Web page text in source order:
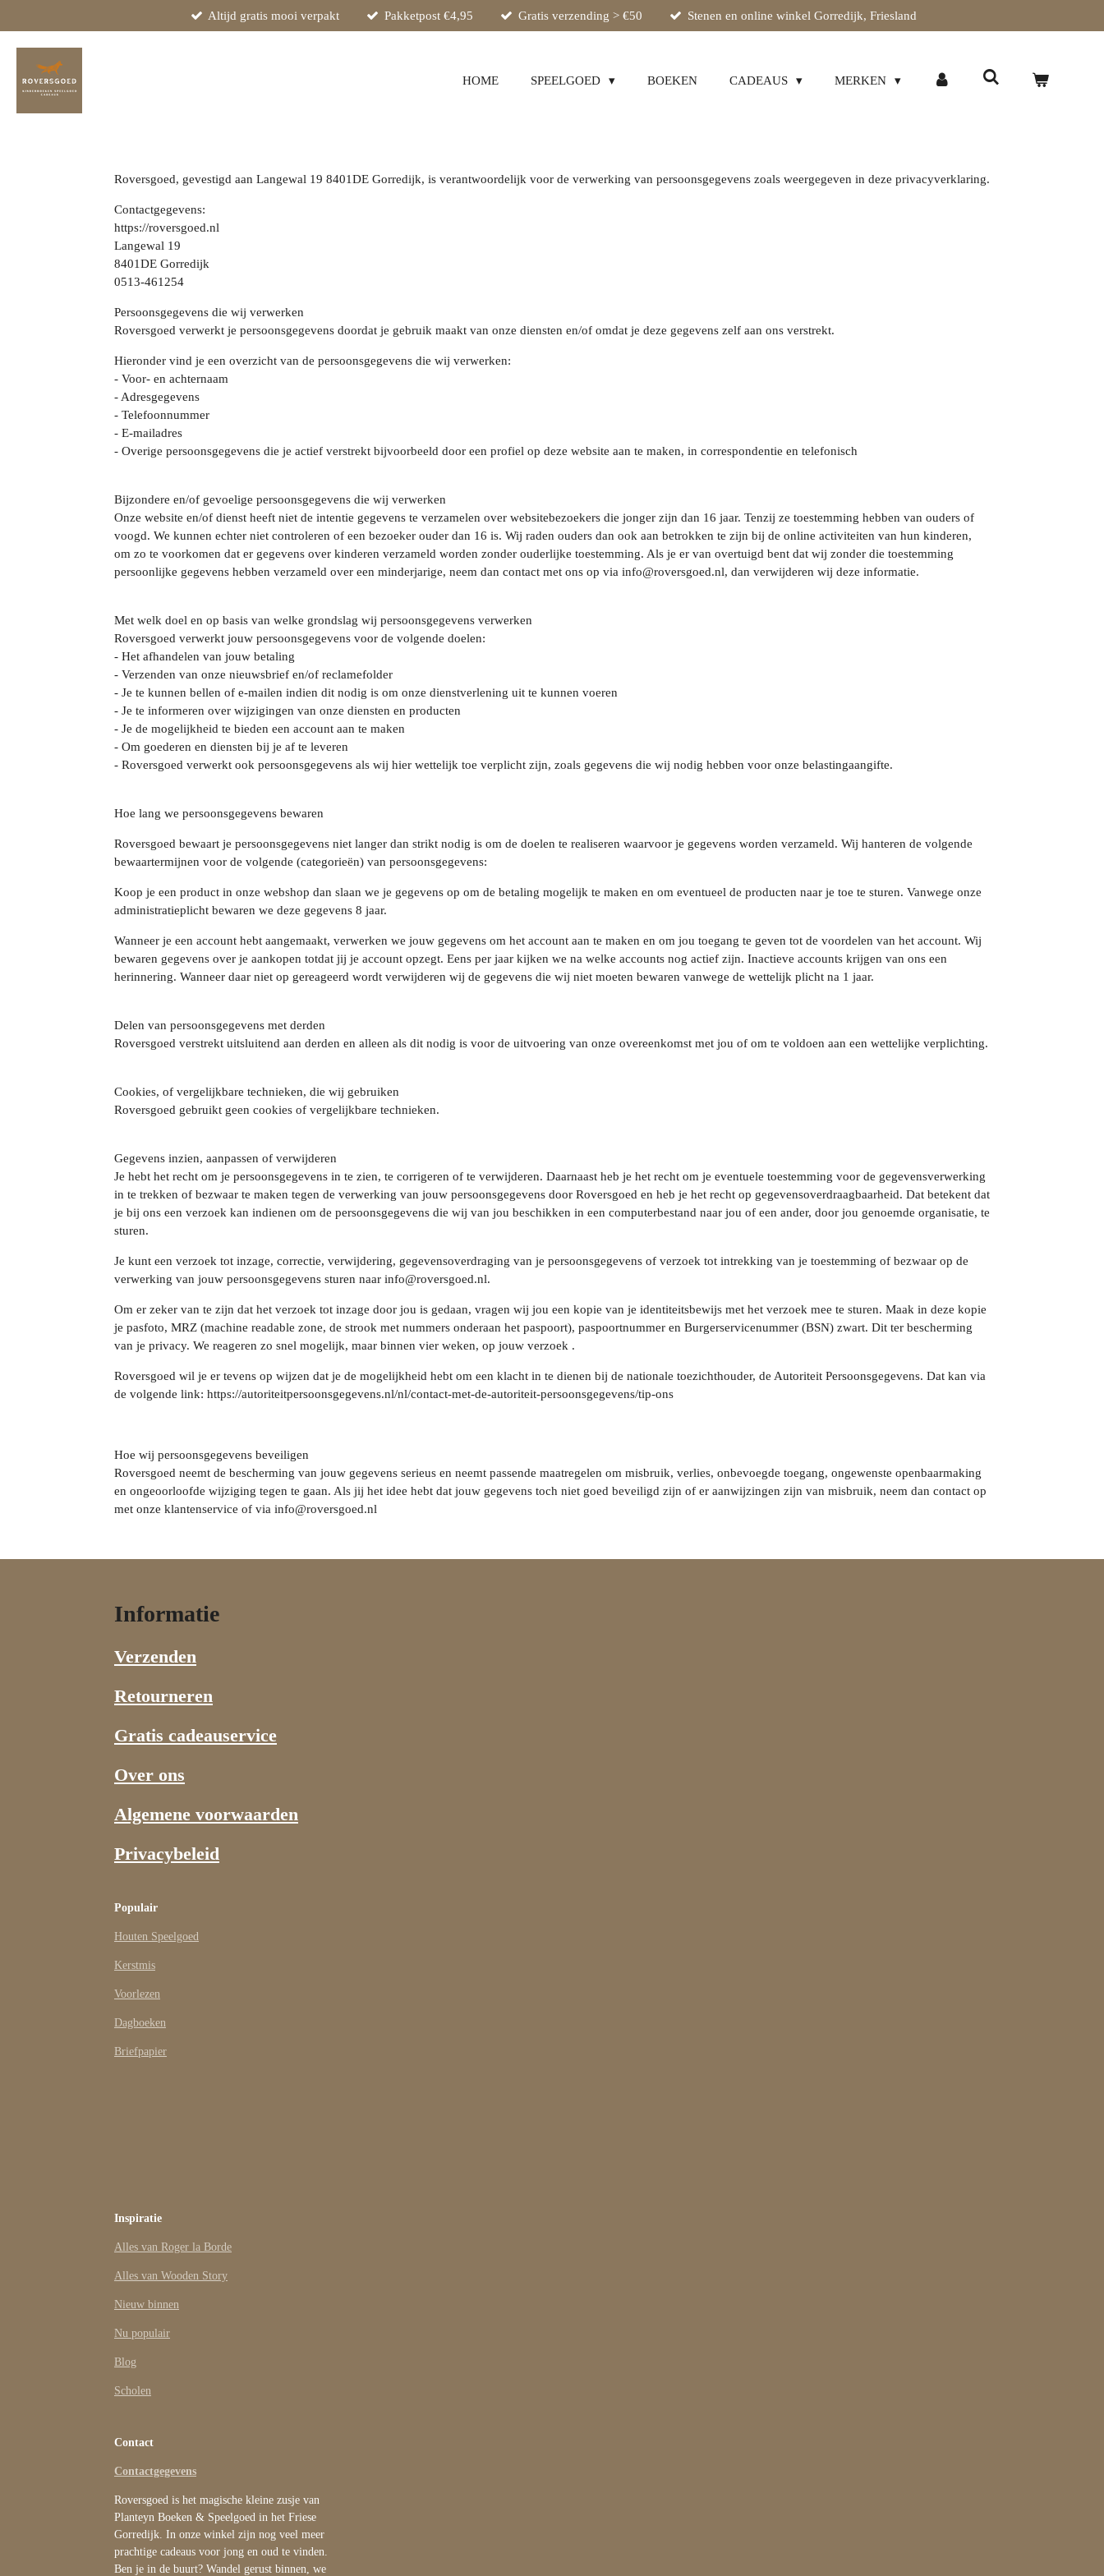
direct
naar
hoofdinhoud
Altijd gratis mooi verpakt Pakketpost €4,95 Gratis verzending > €50 Stenen en online winkel Gorredijk, Friesland
HOME SPEELGOED BOEKEN CADEAUS MERKEN
Roversgoed, gevestigd aan Langewal 19 8401DE Gorredijk, is verantwoordelijk voor de verwerking van persoonsgegevens zoals weergegeven in deze privacyverklaring.
Contactgegevens:
https://roversgoed.nl
Langewal 19
8401DE Gorredijk
0513-461254
Persoonsgegevens die wij verwerken
Roversgoed verwerkt je persoonsgegevens doordat je gebruik maakt van onze diensten en/of omdat je deze gegevens zelf aan ons verstrekt.
Hieronder vind je een overzicht van de persoonsgegevens die wij verwerken:
- Voor- en achternaam
- Adresgegevens
- Telefoonnummer
- E-mailadres
- Overige persoonsgegevens die je actief verstrekt bijvoorbeeld door een profiel op deze website aan te maken, in correspondentie en telefonisch
Bijzondere en/of gevoelige persoonsgegevens die wij verwerken
Onze website en/of dienst heeft niet de intentie gegevens te verzamelen over websitebezoekers die jonger zijn dan 16 jaar. Tenzij ze toestemming hebben van ouders of
voogd. We kunnen echter niet controleren of een bezoeker ouder dan 16 is. Wij raden ouders dan ook aan betrokken te zijn bij de online activiteiten van hun kinderen,
om zo te voorkomen dat er gegevens over kinderen verzameld worden zonder ouderlijke toestemming. Als je er van overtuigd bent dat wij zonder die toestemming
persoonlijke gegevens hebben verzameld over een minderjarige, neem dan contact met ons op via info@roversgoed.nl, dan verwijderen wij deze informatie.
Met welk doel en op basis van welke grondslag wij persoonsgegevens verwerken
Roversgoed verwerkt jouw persoonsgegevens voor de volgende doelen:
- Het afhandelen van jouw betaling
- Verzenden van onze nieuwsbrief en/of reclamefolder
- Je te kunnen bellen of e-mailen indien dit nodig is om onze dienstverlening uit te kunnen voeren
- Je te informeren over wijzigingen van onze diensten en producten
- Je de mogelijkheid te bieden een account aan te maken
- Om goederen en diensten bij je af te leveren
- Roversgoed verwerkt ook persoonsgegevens als wij hier wettelijk toe verplicht zijn, zoals gegevens die wij nodig hebben voor onze belastingaangifte.
Hoe lang we persoonsgegevens bewaren
Roversgoed bewaart je persoonsgegevens niet langer dan strikt nodig is om de doelen te realiseren waarvoor je gegevens worden verzameld. Wij hanteren de volgende
bewaartermijnen voor de volgende (categorieën) van persoonsgegevens:
Koop je een product in onze webshop dan slaan we je gegevens op om de betaling mogelijk te maken en om eventueel de producten naar je toe te sturen. Vanwege onze
administratieplicht bewaren we deze gegevens 8 jaar.
Wanneer je een account hebt aangemaakt, verwerken we jouw gegevens om het account aan te maken en om jou toegang te geven tot de voordelen van het account. Wij
bewaren gegevens over je aankopen totdat jij je account opzegt. Eens per jaar kijken we na welke accounts nog actief zijn. Inactieve accounts krijgen van ons een
herinnering. Wanneer daar niet op gereageerd wordt verwijderen wij de gegevens die wij niet moeten bewaren vanwege de wettelijk plicht na 1 jaar.
Delen van persoonsgegevens met derden
Roversgoed verstrekt uitsluitend aan derden en alleen als dit nodig is voor de uitvoering van onze overeenkomst met jou of om te voldoen aan een wettelijke verplichting.
Cookies, of vergelijkbare technieken, die wij gebruiken
Roversgoed gebruikt geen cookies of vergelijkbare technieken.
Gegevens inzien, aanpassen of verwijderen
Je hebt het recht om je persoonsgegevens in te zien, te corrigeren of te verwijderen. Daarnaast heb je het recht om je eventuele toestemming voor de gegevensverwerking
in te trekken of bezwaar te maken tegen de verwerking van jouw persoonsgegevens door Roversgoed en heb je het recht op gegevensoverdraagbaarheid. Dat betekent dat
je bij ons een verzoek kan indienen om de persoonsgegevens die wij van jou beschikken in een computerbestand naar jou of een ander, door jou genoemde organisatie, te
sturen.
Je kunt een verzoek tot inzage, correctie, verwijdering, gegevensoverdraging van je persoonsgegevens of verzoek tot intrekking van je toestemming of bezwaar op de
verwerking van jouw persoonsgegevens sturen naar info@roversgoed.nl.
Om er zeker van te zijn dat het verzoek tot inzage door jou is gedaan, vragen wij jou een kopie van je identiteitsbewijs met het verzoek mee te sturen. Maak in deze kopie
je pasfoto, MRZ (machine readable zone, de strook met nummers onderaan het paspoort), paspoortnummer en Burgerservicenummer (BSN) zwart. Dit ter bescherming
van je privacy. We reageren zo snel mogelijk, maar binnen vier weken, op jouw verzoek .
Roversgoed wil je er tevens op wijzen dat je de mogelijkheid hebt om een klacht in te dienen bij de nationale toezichthouder, de Autoriteit Persoonsgegevens. Dat kan via
de volgende link: https://autoriteitpersoonsgegevens.nl/nl/contact-met-de-autoriteit-persoonsgegevens/tip-ons
Hoe wij persoonsgegevens beveiligen
Roversgoed neemt de bescherming van jouw gegevens serieus en neemt passende maatregelen om misbruik, verlies, onbevoegde toegang, ongewenste openbaarmaking
en ongeoorloofde wijziging tegen te gaan. Als jij het idee hebt dat jouw gegevens toch niet goed beveiligd zijn of er aanwijzingen zijn van misbruik, neem dan contact op
met onze klantenservice of via info@roversgoed.nl
Informatie
Verzenden
Retourneren
Gratis cadeauservice
Over ons
Algemene voorwaarden
Privacybeleid
Populair
Houten Speelgoed
Kerstmis
Voorlezen
Dagboeken
Briefpapier
Inspiratie
Alles van Roger la Borde
Alles van Wooden Story
Nieuw binnen
Nu populair
Blog
Scholen
Contact
Contactgegevens
Roversgoed is het magische kleine zusje van
Planteyn Boeken & Speelgoed in het Friese
Gorredijk. In onze winkel zijn nog veel meer
prachtige cadeaus voor jong en oud te vinden.
Ben je in de buurt? Wandel gerust binnen, we